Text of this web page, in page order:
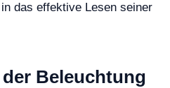
das effektive Lesen seiner
Beleuchtung